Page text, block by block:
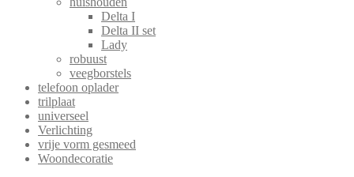
Delta I
Delta II set
Lady
robuust
veegborstels
telefoon oplader
trilplaat
universeel
Verlichting
vrije vorm gesmeed
Woondecoratie